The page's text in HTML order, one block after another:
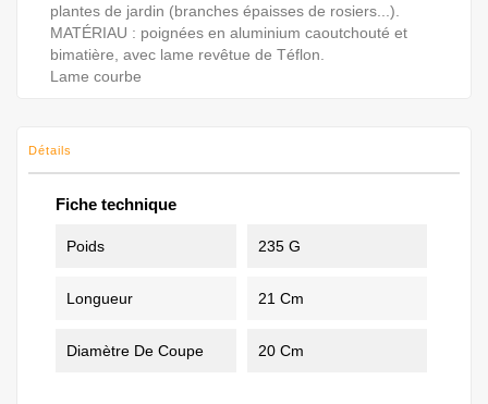
plantes de jardin (branches épaisses de rosiers...).
MATÉRIAU : poignées en aluminium caoutchouté et
bimatière, avec lame revêtue de Téflon.
Lame courbe
Détails
Fiche technique
Poids 235 G
Longueur 21 Cm
Diamètre De Coupe 20 Cm